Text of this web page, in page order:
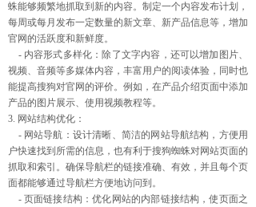
蛛能够频繁地抓取到新的内容。制定一个内容发布计划，
每周或每月发布一定数量的新文章、新产品信息等，增加
官网的活跃度和新鲜度。
- 内容形式多样化：除了文字内容，还可以增加图片、
视频、音频等多媒体内容，丰富用户的阅读体验，同时也
能提高搜狗对官网的评价。例如，在产品介绍页面中添加
产品的图片展示、使用视频教程等。
3. 网站结构优化：
- 网站导航：设计清晰、简洁的网站导航结构，方便用
户快速找到所需的信息，也有利于搜狗蜘蛛对网站页面的
抓取和索引。确保导航栏的链接准确、有效，并且每个页
面都能够通过导航栏方便地访问到。
- 页面链接结构：优化网站的内部链接结构，使页面之